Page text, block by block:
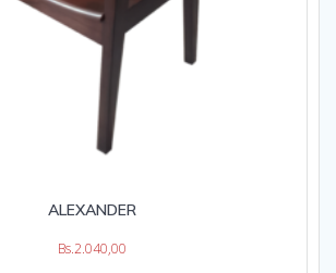
ALEXANDER
Bs.2.040,00